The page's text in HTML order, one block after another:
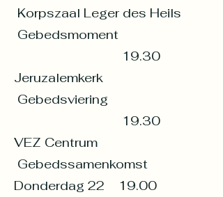
Korpszaal Leger des Heils
Gebedsmoment
19.30
Jeruzalemkerk
Gebedsviering
19.30
VEZ Centrum
Gebedssamenkomst
Donderdag 22 19.00